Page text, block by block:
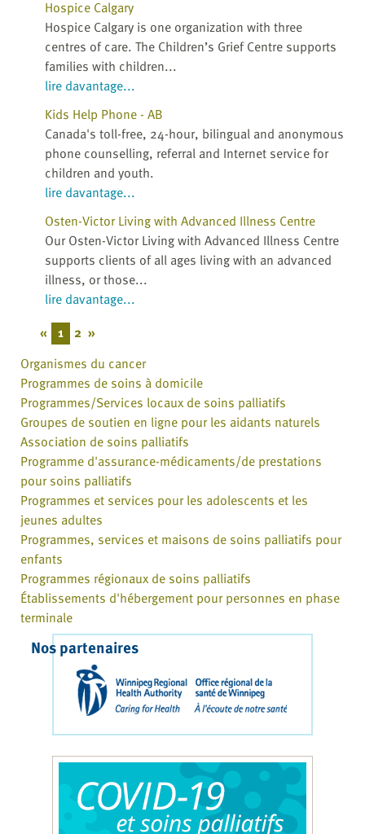
Hospice Calgary
Hospice Calgary is one organization with three
centres of care. The Children’s Grief Centre supports
families with children...
lire davantage...
Kids Help Phone - AB
Canada's toll-free, 24-hour, bilingual and anonymous
phone counselling, referral and Internet service for
children and youth.
lire davantage...
Osten-Victor Living with Advanced Illness Centre
Our Osten-Victor Living with Advanced Illness Centre
supports clients of all ages living with an advanced
illness, or those...
lire davantage...
« 1 2 »
Organismes du cancer
Programmes de soins à domicile
Programmes/Services locaux de soins palliatifs
Groupes de soutien en ligne pour les aidants naturels
Association de soins palliatifs
Programme d'assurance-médicaments/de prestations
pour soins palliatifs
Programmes et services pour les adolescents et les
jeunes adultes
Programmes, services et maisons de soins palliatifs pour
enfants
Programmes régionaux de soins palliatifs
Établissements d'hébergement pour personnes en phase
terminale
Nos partenaires